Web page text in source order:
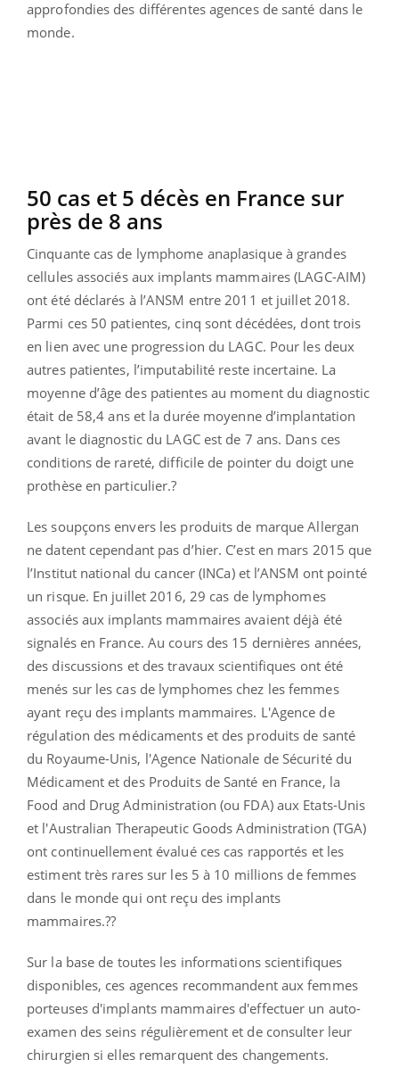
approfondies des différentes agences de santé dans le
monde.
50 cas et 5 décès en France sur
près de 8 ans
Cinquante cas de lymphome anaplasique à grandes
cellules associés aux implants mammaires (LAGC-AIM)
ont été déclarés à l’ANSM entre 2011 et juillet 2018.
Parmi ces 50 patientes, cinq sont décédées, dont trois
en lien avec une progression du LAGC. Pour les deux
autres patientes, l’imputabilité reste incertaine. La
moyenne d’âge des patientes au moment du diagnostic
était de 58,4 ans et la durée moyenne d’implantation
avant le diagnostic du LAGC est de 7 ans. Dans ces
conditions de rareté, difficile de pointer du doigt une
prothèse en particulier.?
Les soupçons envers les produits de marque Allergan
ne datent cependant pas d’hier. C’est en mars 2015 que
l’Institut national du cancer (INCa) et l’ANSM ont pointé
un risque. En juillet 2016, 29 cas de lymphomes
associés aux implants mammaires avaient déjà été
signalés en France. Au cours des 15 dernières années,
des discussions et des travaux scientifiques ont été
menés sur les cas de lymphomes chez les femmes
ayant reçu des implants mammaires. L'Agence de
régulation des médicaments et des produits de santé
du Royaume-Unis, l'Agence Nationale de Sécurité du
Médicament et des Produits de Santé en France, la
Food and Drug Administration (ou FDA) aux Etats-Unis
et l'Australian Therapeutic Goods Administration (TGA)
ont continuellement évalué ces cas rapportés et les
estiment très rares sur les 5 à 10 millions de femmes
dans le monde qui ont reçu des implants
mammaires.??
Sur la base de toutes les informations scientifiques
disponibles, ces agences recommandent aux femmes
porteuses d'implants mammaires d'effectuer un auto-
examen des seins régulièrement et de consulter leur
chirurgien si elles remarquent des changements.